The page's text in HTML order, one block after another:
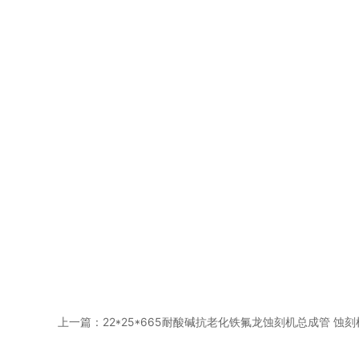
上一篇： 22*25*665耐酸碱抗老化铁氟龙蚀刻机总成管 蚀刻